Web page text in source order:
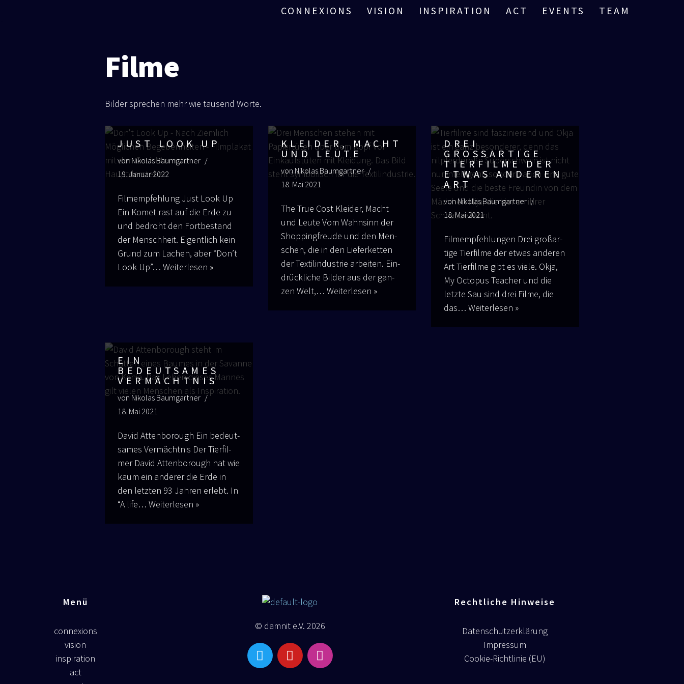
CONNEXIONS VISION INSPIRATION ACT EVENTS TEAM
Filme
Bil­der spre­chen mehr wie tau­send Worte.
JUST LOOK UP
vonNikolas Baumgartner
19. Januar 2022
Film­emp­feh­lung Just Look Up
Ein Komet rast auf die Erde zu
und bedroht den Fort­be­stand
der Mensch­heit. Eigent­lich kein
Grund zum Lachen, aber “Don’t
Look Up”…Wei­ter­le­sen »
KLEIDER, MACHT
UND LEUTE
vonNikolas Baumgartner
18. Mai 2021
The True Cost Klei­der, Macht
und Leu­te Vom Wahn­sinn der
Shop­ping­freu­de und den Men­
schen, die in den Lie­fer­ket­ten
der Tex­til­in­dus­trie arbei­ten. Ein­
drück­li­che Bil­der aus der gan­
zen Welt,… Wei­ter­le­sen »
DREI
GROSSARTIGE T
IERFILME DER E
TWAS ANDEREN A
RT
vonNikolas Baumgartner
18. Mai 2021
Film­emp­feh­lun­gen Drei groß­ar­
ti­ge Tier­fil­me der etwas ande­ren
Art Tier­fil­me gibt es vie­le. Okja,
My Octo­pus Tea­cher und die
letz­te Sau sind drei Fil­me, die
das…Wei­ter­le­sen »
EIN
BEDEUTSAMES
VERMÄCHTNIS
von Nikolas Baumgartner
18. Mai 2021
David Atten­bo­rough Ein bedeut­
sa­mes Ver­mächt­nis Der Tier­fil­
mer David Atten­bo­rough hat wie
kaum ein ande­rer die Erde in
den letz­ten 93 Jah­ren erlebt. In
“A life…Wei­ter­le­sen »
Menü
connexions
vision
inspiration
act
© damnit e.V. 2026
Rechtliche Hinweise
Datenschutzerklärung
Impressum
Cookie-Richtlinie (EU)